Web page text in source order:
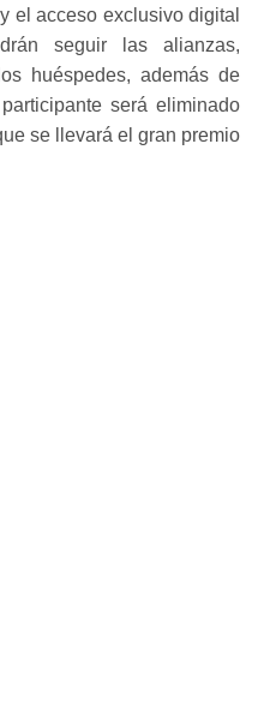
el acceso exclusivo digital
seguir las alianzas,
huéspedes, además de
será eliminado
se llevará el gran premio